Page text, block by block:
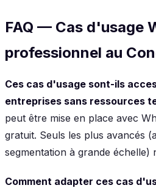
FAQ — Cas d'usage
professionnel au
Ces cas d'usage sont-ils
entreprises sans ressources
peut être mise en place avec
gratuit. Seuls les plus avancés
segmentation à grande échelle)
Comment adapter ces cas